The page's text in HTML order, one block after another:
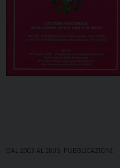
DAL 2003 AL 2005 PUBBLICAZIONI